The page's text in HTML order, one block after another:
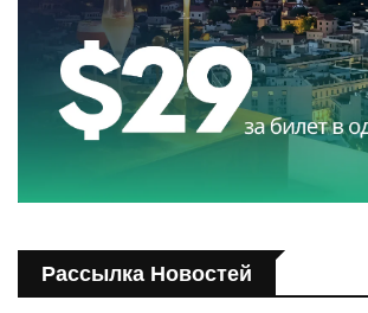
Рассылка Новостей